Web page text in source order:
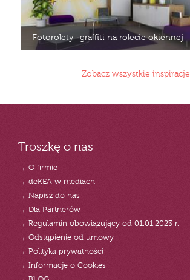
Fotorolety -graffiti na rolecie okiennej
Zobacz wszystkie inspiracje
Troszkę o nas
→ O firmie
→ deKEA w mediach
→ Napisz do nas
→ Dla Partnerów
→ Regulamin obowiązujący od 01.01.2023 r.
→ Odstąpienie od umowy
→ Polityka prywatności
→ Informacje o Cookies